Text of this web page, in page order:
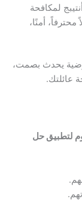
لمكافحة
أمنًا،
يحدث بصمت،
عائلتك.
لتطبيق حل